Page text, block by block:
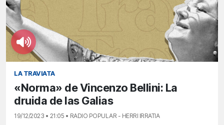
LA TRAVIATA
«Norma» de Vincenzo Bellini: La
druida de las Galias
19/12/2023 • 21:05 • RADIO POPULAR - HERRI IRRATIA